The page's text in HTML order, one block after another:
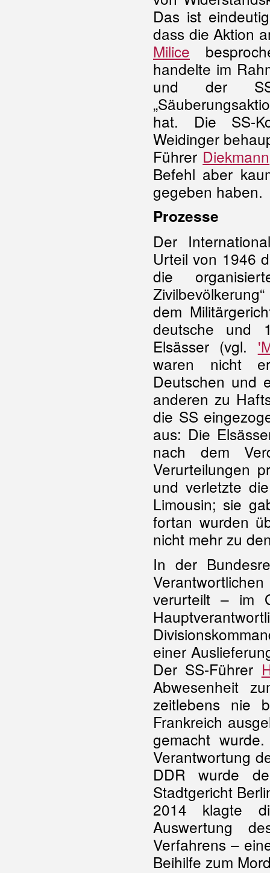
Das ist
dass die Aktion
Milice
handelte im
und der SS-
hat. Die SS-
Weidinger
Führer Diekmann
Befehl aber
gegeben haben.
Prozesse
Der
Urteil von 1946
die
dem
deutsche und
Elsässer (vgl.
waren nicht
Deutschen und
anderen zu
die SS
aus: Die
nach dem
Verurteilungen
und verletzte
Limousin; sie
fortan wurden
nicht mehr zu
In der
verurteilt – im
einer
Der SS-Führer
Abwesenheit
zeitlebens nie
Frankreich
gemacht
Verantwortung
DDR wurde
Stadtgericht
2014 klagte
Auswertung
Verfahrens –
Beihilfe zum